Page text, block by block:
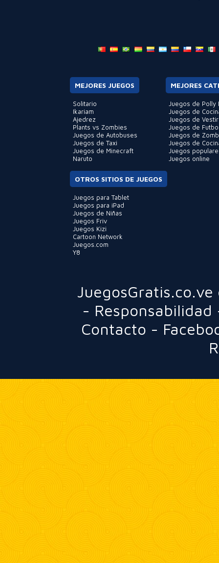
MEJORES JUEGOS
Solitario
Ikariam
Ajedrez
Plants vs Zombies
Juegos de Autobuses
Juegos de Taxi
Juegos de Minecraft
Naruto
MEJORES
Juegos de Polly
Juegos de
Juegos de Vestir
Juegos de
Juegos de
Juegos de
Juegos
Juegos online
OTROS SITIOS DE JUEGOS
Juegos para Tablet
Juegos para iPad
Juegos de Niñas
Juegos Friv
Juegos Kizi
Cartoon Network
Juegos.com
Y8
JuegosGratis.co.ve
- Responsabilidad
Contacto -